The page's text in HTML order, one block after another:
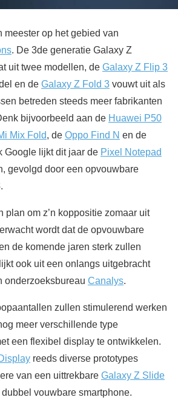
meester op het gebied van
. De 3de generatie Galaxy Z
uit twee modellen, de Galaxy Z Flip 3
en de Galaxy Z Fold 3 vouwt uit als
betreden steeds meer fabrikanten
bijvoorbeeld aan de Huawei P50
Mix Fold, de Oppo Find N en de
Google lijkt dit jaar de Pixel Notepad
gevolgd door een opvouwbare
plan om z’n koppositie zomaar uit
wordt dat de opvouwbare
de komende jaren sterk zullen
ook uit een onlangs uitgebracht
onderzoeksbureau Canalys.
zullen stimulerend werken
meer verschillende type
een flexibel display te ontwikkelen.
reeds diverse prototypes
van een uittrekbare Galaxy Z Slide
vouwbare smartphone.